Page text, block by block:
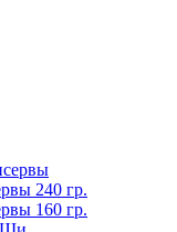
240 гр.
160 гр.